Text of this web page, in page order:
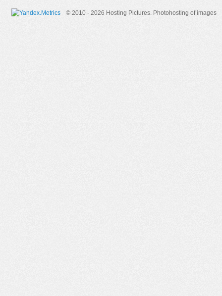
© 2010 - 2026 Hosting Pictures. Photohosting of images